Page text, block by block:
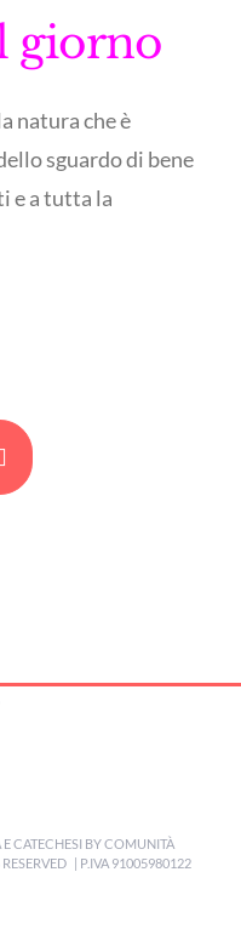
giorno
natura che è
sguardo di bene
e a tutta la
Email
CATECHESI BYCOMUNITÀ
| P.IVA 91005980122